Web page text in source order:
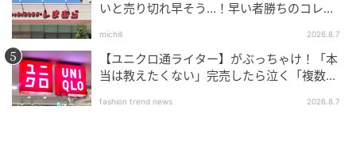
いと売り切れ早そう…！早い者勝ちのコレ買
michill 2026.8.7
【ユニクロ通ライター】がぶっちゃけ！「本
当は教えたくない」完売したら泣く「複数買
fashion trend news 2026.8.7